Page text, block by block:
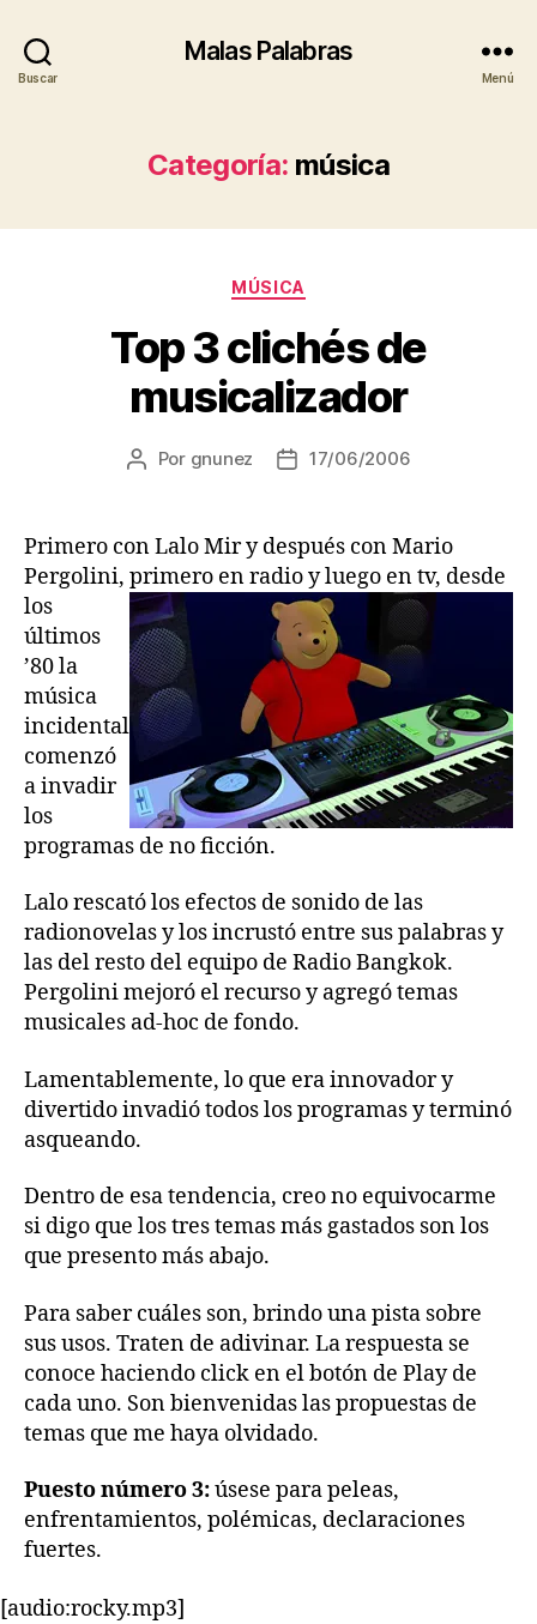
Buscar
Malas Palabras
Menú
Categoría: música
Categorías
MÚSICA
Top 3 clichés de
musicalizador
Autor
entrada
Por gnunez
Fecha
entrada
17/06/2006
Primero con Lalo Mir y después con Mario
Pergolini, primero enradio y luego en tv, desde
los
últimos
’80 la
música
incidental
comenzó
a invadir
los
programas de no ficción.
Lalo rescató los efectos de sonido de las
radionovelas y los incrustó entre sus palabras y
las del resto del equipo de Radio Bangkok.
Pergolini mejoró el recurso y agregó temas
musicales ad-hoc de fondo.
Lamentablemente, lo que era innovador y
divertido invadió todos los programas y terminó
asqueando.
Dentro de esa tendencia, creo no equivocarme
si digo que los tres temas más gastados son los
que presento más abajo.
Para saber cuáles son, brindo una pista sobre
sus usos. Traten de adivinar. La respuesta se
conoce haciendo click en el botón de Play de
cada uno. Son bienvenidas las propuestas de
temas que me haya olvidado.
Puesto número 3:úsese para peleas,
enfrentamientos, polémicas, declaraciones
fuertes.
[audio:rocky.mp3]